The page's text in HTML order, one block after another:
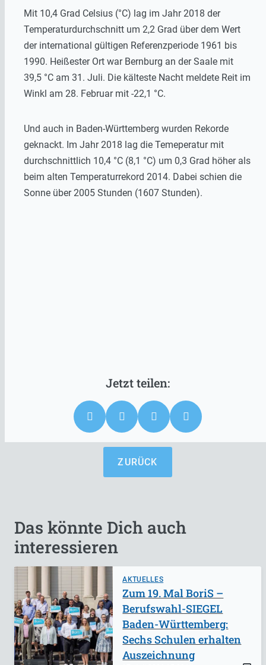
Mit 10,4 Grad Celsius (°C) lag im Jahr 2018 der
Temperaturdurchschnitt um 2,2 Grad über dem Wert
der international gültigen Referenzperiode 1961 bis
1990. Heißester Ort war Bernburg an der Saale mit
39,5 °C am 31. Juli. Die kälteste Nacht meldete Reit im
Winkl am 28. Februar mit -22,1 °C.
Und auch in Baden-Württemberg wurden Rekorde
geknackt. Im Jahr 2018 lag die Temeperatur mit
durchschnittlich 10,4 °C (8,1 °C) um 0,3 Grad höher als
beim alten Temperaturrekord 2014. Dabei schien die
Sonne über 2005 Stunden (1607 Stunden).
ZURÜCK
Das könnte Dich auch
interessieren
AKTUELLES
Zum 19. Mal BoriS –
Berufswahl-SIEGEL
Baden-Württemberg:
Sechs Schulen erhalten
Auszeichnung